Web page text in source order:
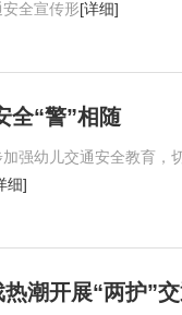
全宣传形[详细]
全“警”相随
强幼儿交通安全教育，
细]
潮开展“两护”